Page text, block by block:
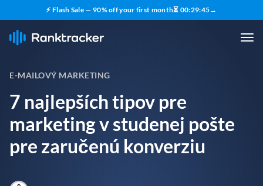
⚡ Flash Sale — 90% off your first month⏳ 00:29:44→
E-MAILOVÝ MARKETING
7 najlepších tipov pre
marketing v studenej pošte
pre zaručenú konverziu